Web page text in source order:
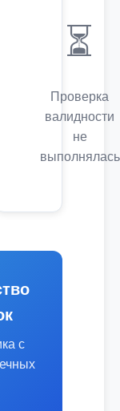
⏳
Проверка
валидности
не
выполнялась
с